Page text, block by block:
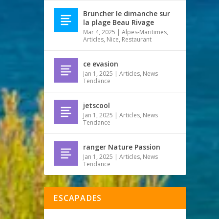
Bruncher le dimanche sur
la plage Beau Rivage
Mar 4, 2025 |Alpes-Maritimes,
Articles, Nice, Restaurant
ce evasion
Jan 1, 2025 |Articles, News
Tendance
jetscool
Jan 1, 2025 |Articles, News
Tendance
ranger Nature Passion
Jan 1, 2025 |Articles, News
Tendance
ESCAPADES